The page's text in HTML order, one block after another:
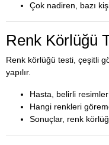
Çok nadiren, bazı
Renk Körlüğü
Renk körlüğü testi, çeşitli
yapılır.
Hasta, belirli
Hangi renkleri
Sonuçlar, renk